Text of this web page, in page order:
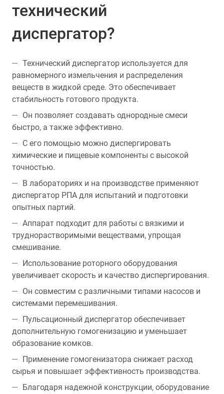
технический
диспергатор?
Технический диспергатор используется для
равномерного измельчения и распределения
веществ в жидкой среде. Это обеспечивает
стабильность готового продукта.
Он позволяет создавать однородные смеси
быстро, а также эффективно.
С его помощью можно диспергировать
химические и пищевые компоненты с высокой
точностью.
В лабораториях и на производстве применяют
диспергатор РПА для испытаний и подготовки
опытных партий.
Аппарат подходит для работы с вязкими и
труднорастворимыми веществами, упрощая
смешивание.
Использование роторного оборудования
увеличивает скорость и качество диспергирования.
Он совместим с различными типами насосов и
системами перемешивания.
Пульсационный диспергатор обеспечивает
дополнительную гомогенизацию и уменьшает
образование комков.
Применение гомогенизатора снижает расход
сырья и повышает эффективность производства.
Благодаря надежной конструкции, оборудование